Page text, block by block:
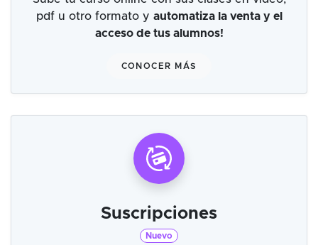
pdf u otro formato y automatiza la venta y el
acceso de tus alumnos!
CONOCER MÁS
Suscripciones
Nuevo